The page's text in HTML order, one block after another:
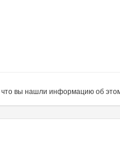
вы нашли информацию об